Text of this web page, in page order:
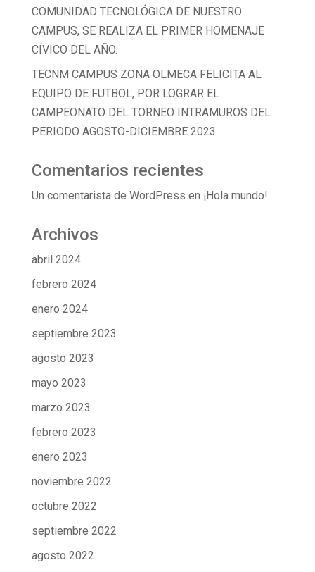
COMUNIDAD TECNOLÓGICA DE NUESTRO
CAMPUS, SE REALIZA EL PRIMER HOMENAJE
CÍVICO DEL AÑO.
TECNM CAMPUS ZONA OLMECA FELICITA AL
EQUIPO DE FUTBOL, POR LOGRAR EL
CAMPEONATO DEL TORNEO INTRAMUROS DEL
PERIODO AGOSTO-DICIEMBRE 2023.
Comentarios recientes
Un comentarista de WordPress en ¡Hola mundo!
Archivos
abril 2024
febrero 2024
enero 2024
septiembre 2023
agosto 2023
mayo 2023
marzo 2023
febrero 2023
enero 2023
noviembre 2022
octubre 2022
septiembre 2022
agosto 2022